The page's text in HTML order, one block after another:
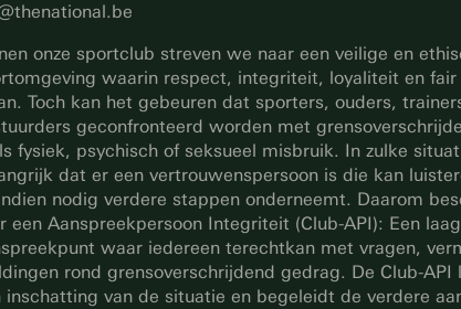
onze sportclub streven we naar een veilige en
waarin respect, integriteit, loyaliteit en fair
Toch kan het gebeuren dat sporters, ouders,
geconfronteerd worden met
fysiek, psychisch of seksueel misbruik. In zulke
dat er een vertrouwenspersoon is die kan
nodig verdere stappen onderneemt. Daarom
een Aanspreekpersoon Integriteit (Club-API): Een
waar iedereen terechtkan met vragen,
rond grensoverschrijdend gedrag. De Club-
inschatting van de situatie en begeleidt de verdere